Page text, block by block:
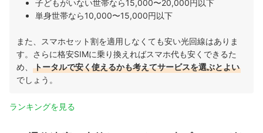
子どもがいない世帯なら15,000〜20,000円以下
単身世帯なら10,000〜15,000円以下
また、スマホセット割を適用しなくても安い光回線はありま
す。さらに格安SIMに乗り換えればスマホ代も安くできるた
め、
トータルで安く使えるかも考えてサービスを選ぶとよい
でしょう。
ランキングを見る